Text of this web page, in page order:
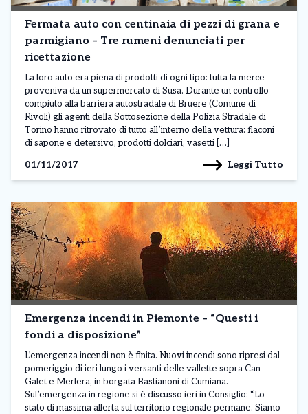
Fermata auto con centinaia di pezzi di grana e
parmigiano – Tre rumeni denunciati per
ricettazione
La loro auto era piena di prodotti di ogni tipo: tutta la merce
proveniva da un supermercato di Susa. Durante un controllo
compiuto alla barriera autostradale di Bruere (Comune di
Rivoli) gli agenti della Sottosezione della Polizia Stradale di
Torino hanno ritrovato di tutto all’interno della vettura: flaconi
di sapone e detersivo, prodotti dolciari, vasetti […]
01/11/2017
Leggi Tutto
Emergenza incendi in Piemonte – “Questi i
fondi a disposizione”
L’emergenza incendi non è finita. Nuovi incendi sono ripresi dal
pomeriggio di ieri lungo i versanti delle vallette sopra Can
Galet e Merlera, in borgata Bastianoni di Cumiana.
Sul’emergenza in regione si è discusso ieri in Consiglio: “Lo
stato di massima allerta sul territorio regionale permane. Siamo